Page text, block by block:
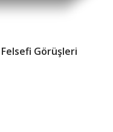
Felsefi Görüşleri